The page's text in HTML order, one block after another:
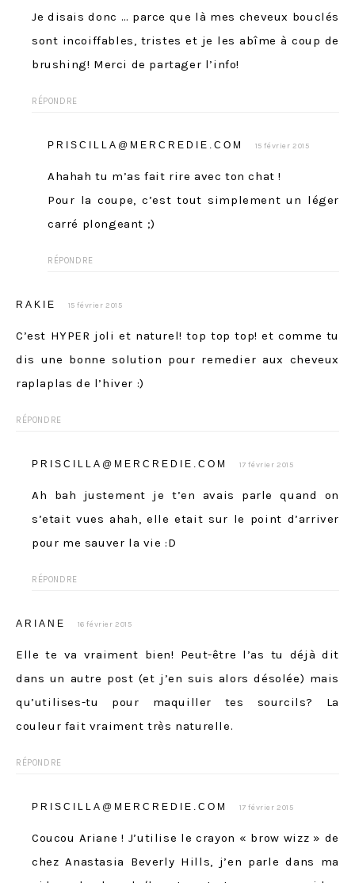
Je disais donc … parce que là mes cheveux bouclés
sont incoiffables, tristes et je les abîme à coup de
brushing! Merci de partager l’info!
RÉPONDRE
PRISCILLA@MERCREDIE.COM 15 février 2015
Ahahah tu m’as fait rire avec ton chat !
Pour la coupe, c’est tout simplement un léger
carré plongeant ;)
RÉPONDRE
RAKIE 15 février 2015
C’est HYPER joli et naturel! top top top! et comme tu
dis une bonne solution pour remedier aux cheveux
raplaplas de l’hiver :)
RÉPONDRE
PRISCILLA@MERCREDIE.COM 17 février 2015
Ah bah justement je t’en avais parle quand on
s’etait vues ahah, elle etait sur le point d’arriver
pour me sauver la vie :D
RÉPONDRE
ARIANE 16 février 2015
Elle te va vraiment bien! Peut-être l’as tu déjà dit
dans un autre post (et j’en suis alors désolée) mais
qu’utilises-tu pour maquiller tes sourcils? La
couleur fait vraiment très naturelle.
RÉPONDRE
PRISCILLA@MERCREDIE.COM 17 février 2015
Coucou Ariane ! J’utilise le crayon « brow wizz » de
chez Anastasia Beverly Hills, j’en parle dans ma